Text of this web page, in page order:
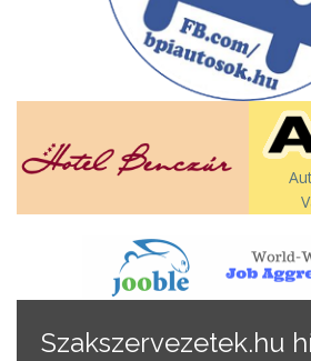
Szakszervezetek.hu